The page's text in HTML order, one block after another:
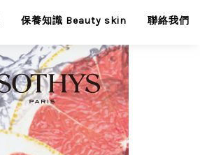
保養知識 Beauty skin 聯絡我們